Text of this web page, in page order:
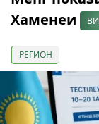
Хаменеи
РЕГИОН